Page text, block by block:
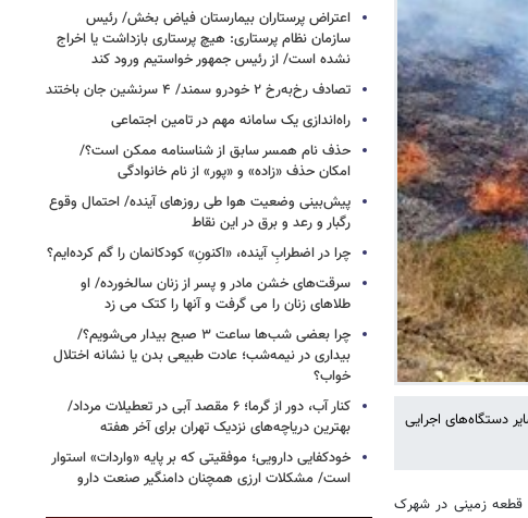
دستگاه‌های اجرایی
قطعه زمینی در شهرک
اعتراض پرستاران بیمارستان فیاض بخش/ رئیس
سازمان نظام پرستاری: هیچ پرستاری بازداشت یا اخراج
نشده است/ از رئیس جمهور خواستیم ورود کند
تصادف رخ‌به‌رخ ۲ خودرو سمند/ ۴ سرنشین جان باختند
راه‌اندازی یک سامانه مهم در تامین اجتماعی
حذف نام همسر سابق از شناسنامه ممکن است؟/
امکان حذف «زاده» و «پور» از نام خانوادگی
پیش‌بینی وضعیت هوا طی روزهای آینده/ احتمال وقوع
رگبار و رعد و برق در این نقاط
چرا در اضطرابِ آینده، «اکنونِ» کودکانمان را گم کرده‌ایم؟
سرقت‌های خشن مادر و پسر از زنان سالخورده/ او
طلاهای زنان را می گرفت و آنها را کتک می زد
چرا بعضی شب‌ها ساعت ۳ صبح بیدار می‌شویم؟/
بیداری در نیمه‌شب؛ عادت طبیعی بدن یا نشانه اختلال
خواب؟
کنار آب، دور از گرما؛ ۶ مقصد آبی در تعطیلات مرداد/
بهترین دریاچه‌های نزدیک تهران برای آخر هفته
خودکفایی دارویی؛ موفقیتی که بر پایه‌ «واردات» استوار
است/ مشکلات ارزی همچنان دامنگیر صنعت دارو